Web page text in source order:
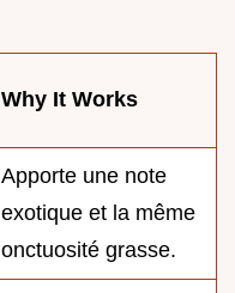
Why It Works
Apporte une note
exotique et la même
onctuosité grasse.